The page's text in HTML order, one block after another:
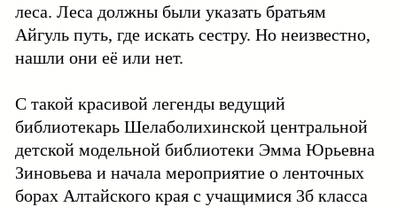
леса. Леса должны были указать братьям
Айгуль путь, где искать сестру. Но неизвестно,
нашли они её или нет.
С такой красивой легенды ведущий
библиотекарь Шелаболихинской центральной
детской модельной библиотеки Эмма Юрьевна
Зиновьева и начала мероприятие о ленточных
борах Алтайского края с учащимися 3б класса